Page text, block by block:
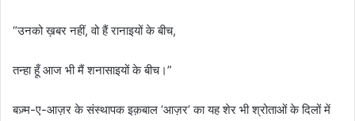
“उनको ख़बर नहीं, वो हैं रानाइयों के बीच,
तन्हा हूँ आज भी मैं शनासाइयों के बीच।”
बज़्म-ए-आज़र के संस्थापक इक़बाल ‘आज़र’ का यह शेर भी श्रोताओं के दिलों में